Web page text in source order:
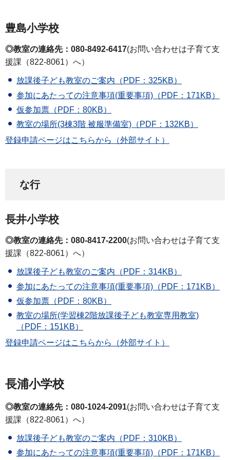
豊島小学校
◎教室の連絡先：080-8492-6417(お問い合わせは子育て支
援課（822-8061）へ）
放課後子ども教室のご案内（PDF：325KB）
参加にあたっての注意事項(重要事項)（PDF：171KB）
仮参加票（PDF：80KB）
教室の場所(3棟3階 被服準備室)（PDF：132KB）
登録申請ページはこちらから（外部サイト）
な行
長井小学校
◎教室の連絡先：080-8417-2200(お問い合わせは子育て支
援課（822-8061）へ）
放課後子ども教室のご案内（PDF：314KB）
参加にあたっての注意事項(重要事項)（PDF：171KB）
仮参加票（PDF：80KB）
教室の場所(学習棟2階放課後子ども教室専用教室)
（PDF：151KB）
登録申請ページはこちらから（外部サイト）
長浦小学校
◎教室の連絡先：080-1024-2091(お問い合わせは子育て支
援課（822-8061）へ）
放課後子ども教室のご案内（PDF：310KB）
参加にあたっての注意事項(重要事項)（PDF：171KB）